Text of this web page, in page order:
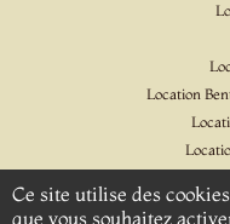
Location
Ce site utilise des
que vous souhaitez